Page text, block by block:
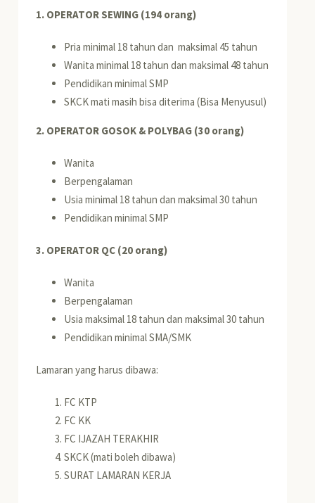
1. OPERATOR SEWING (194 orang)
Pria minimal 18 tahun dan maksimal 45 tahun
Wanita minimal 18 tahun dan maksimal 48 tahun
Pendidikan minimal SMP
SKCK mati masih bisa diterima (Bisa Menyusul)
2. OPERATOR GOSOK & POLYBAG (30 orang)
Wanita
Berpengalaman
Usia minimal 18 tahun dan maksimal 30 tahun
Pendidikan minimal SMP
3. OPERATOR QC (20 orang)
Wanita
Berpengalaman
Usia maksimal 18 tahun dan maksimal 30 tahun
Pendidikan minimal SMA/SMK
Lamaran yang harus dibawa:
FC KTP
FC KK
FC IJAZAH TERAKHIR
SKCK (mati boleh dibawa)
SURAT LAMARAN KERJA